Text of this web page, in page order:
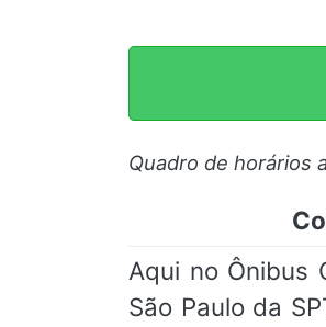
Quadro de horários
Aqui no Ônibus
São Paulo da